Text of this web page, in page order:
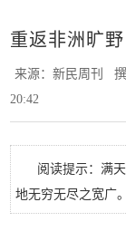
重返非洲旷野
来源：新民周刊
20:42
阅读提示：满
地无穷无尽之宽广。